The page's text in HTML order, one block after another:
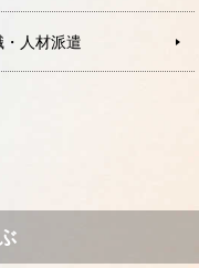
・人材派遣